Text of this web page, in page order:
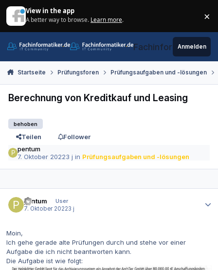
View in the app
A better way to browse. Learn more. ×
Fachinformatiker.de
Anmelden
Startseite Prüfungsforen Prüfungsaufgaben und -lösungen
Berechnung von Kreditkauf und Leasing
behoben
Teilen
Follower
pentum
7. Oktober 20223 j in Prüfungsaufgaben und -lösungen
pentum
User
7. Oktober 20223 j
Moin,
Ich gehe gerade alte Prüfungen durch und stehe vor einer
Aufgabe die ich nicht beantworten kann.
Die Aufgabe ist wie folgt: